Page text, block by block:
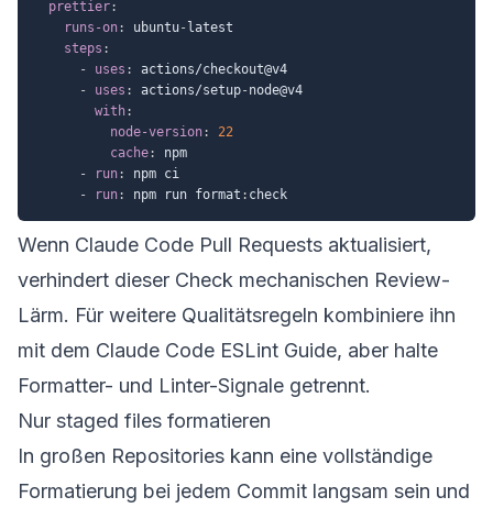
prettier:
runs-on: ubuntu- latest
steps :
-
uses :
actions/checkout@v4
-
uses : actions/setup-node@v4
with:
node-version:
22
cache:
npm
-
run:
npm ci
-
run: npm run format :
Wenn Claude Code Pull Requests aktualisiert,
verhindert dieser Check mechanischen Review-
Lärm. Für weitere Qualitätsregeln kombiniere ihn
mit dem Claude Code ESLint Guide, aber halte
Formatter- und Linter-Signale getrennt.
Nur staged files formatieren
In großen Repositories kann eine vollständige
Formatierung bei jedem Commit langsam sein und